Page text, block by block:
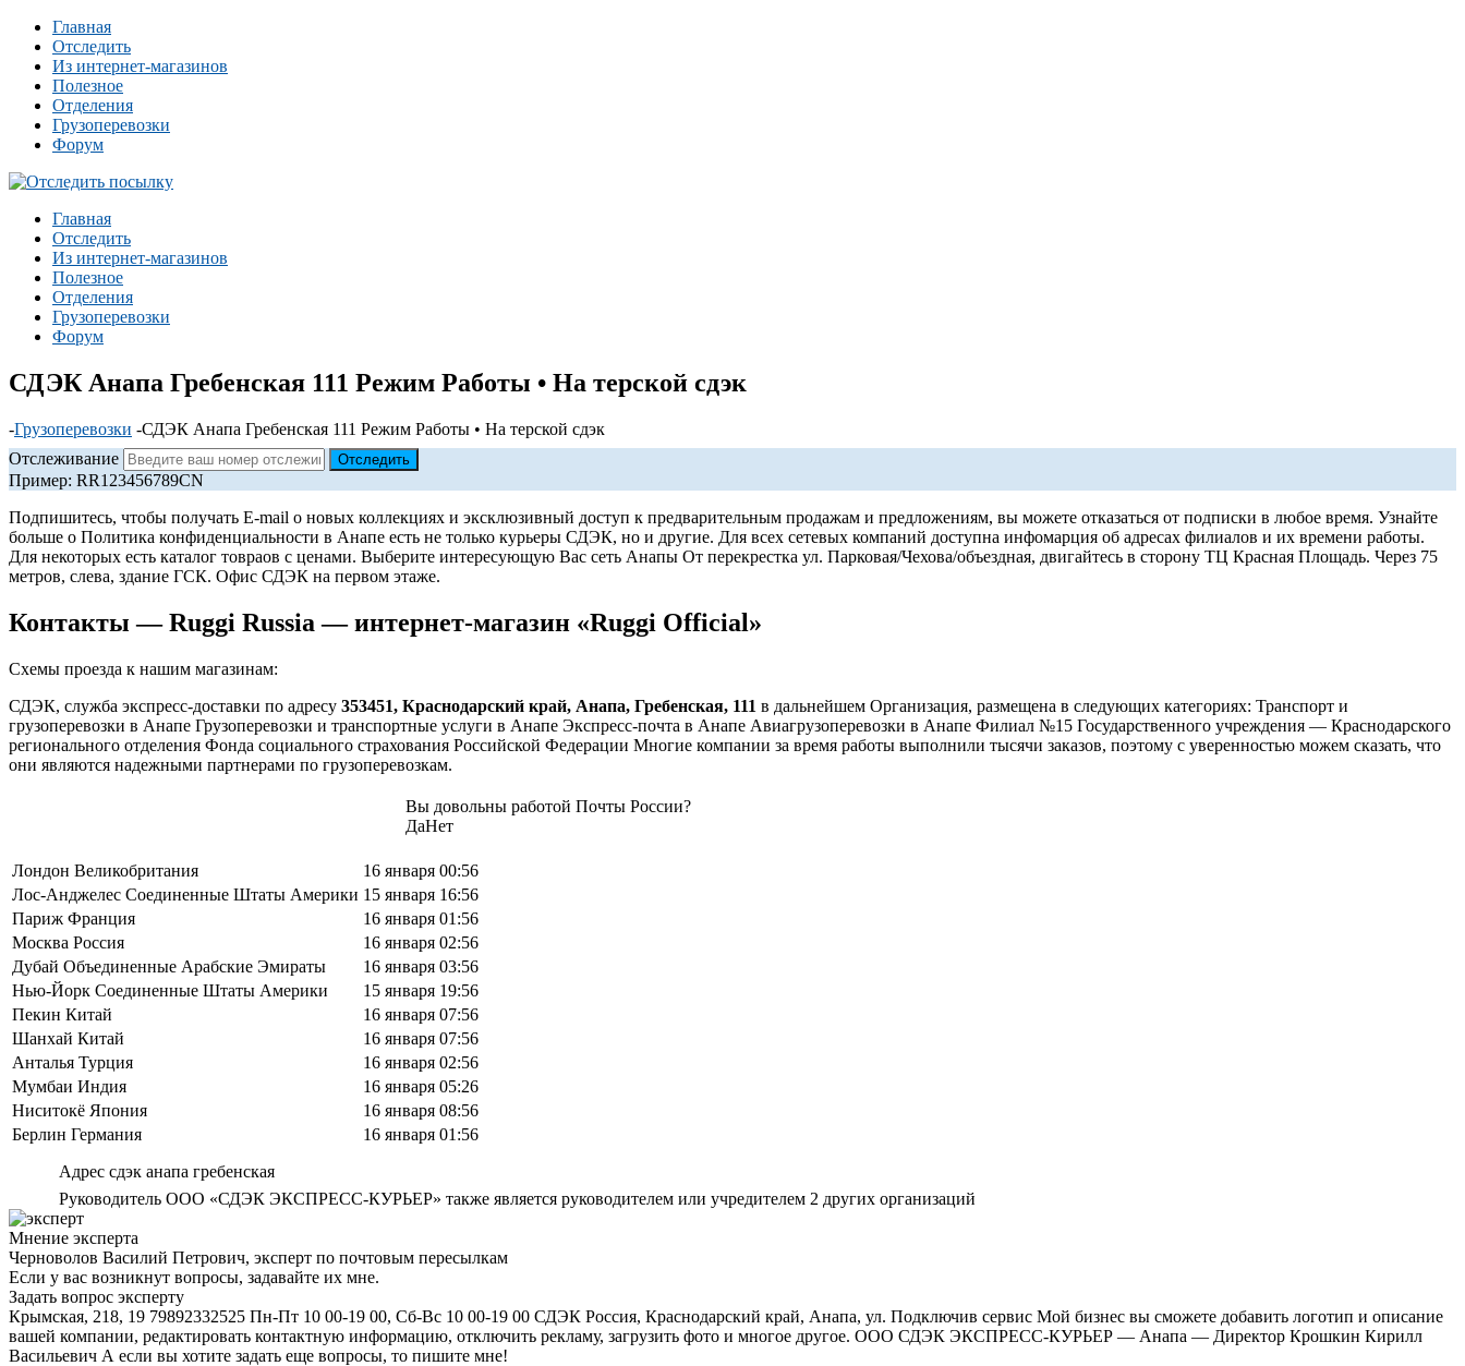
Главная
Отследить
Из интернет-магазинов
Полезное
Отделения
Грузоперевозки
Форум
Главная
Отследить
Из интернет-магазинов
Полезное
Отделения
Грузоперевозки
Форум
СДЭК Анапа Гребенская 111 Режим Работы • На терской сдэк
-Грузоперевозки -СДЭК Анапа Гребенская 111 Режим Работы • На терской сдэк
Отслеживание
Пример: RR123456789CN
Подпишитесь, чтобы получать E-mail о новых коллекциях и эксклюзивный доступ к предварительным продажам и предложениям, вы можете отказаться от подписки в любое время. Узнайте
больше о Политика конфиденциальности в Анапе есть не только курьеры СДЭК, но и другие. Для всех сетевых компаний доступна инфомарция об адресах филиалов и их времени работы.
Для некоторых есть каталог товраов с ценами. Выберите интересующую Вас сеть Анапы От перекрестка ул. Парковая/Чехова/объездная, двигайтесь в сторону ТЦ Красная Площадь. Через 75
метров, слева, здание ГСК. Офис СДЭК на первом этаже.
Контакты — Ruggi Russia — интернет-магазин «Ruggi Official»
Схемы проезда к нашим магазинам:
СДЭК, служба экспресс-доставки по адресу 353451, Краснодарский край, Анапа, Гребенская, 111 в дальнейшем Организация, размещена в следующих категориях: Транспорт и
грузоперевозки в Анапе Грузоперевозки и транспортные услуги в Анапе Экспресс-почта в Анапе Авиагрузоперевозки в Анапе Филиал №15 Государственного учреждения — Краснодарского
регионального отделения Фонда социального страхования Российской Федерации Многие компании за время работы выполнили тысячи заказов, поэтому с уверенностью можем сказать, что
они являются надежными партнерами по грузоперевозкам.
Вы довольны работой Почты России?
ДаНет
Лондон Великобритания
16 января 00:56
Лос-Анджелес Соединенные Штаты Америки 15 января 16:56
Париж Франция
16 января 01:56
Москва Россия
16 января 02:56
Дубай Объединенные Арабские Эмираты
16 января 03:56
Нью-Йорк Соединенные Штаты Америки
15 января 19:56
Пекин Китай
16 января 07:56
Шанхай Китай
16 января 07:56
Анталья Турция
16 января 02:56
Мумбаи Индия
16 января 05:26
Ниситокё Япония
16 января 08:56
Берлин Германия
16 января 01:56
Адрес сдэк анапа гребенская
Руководитель ООО «СДЭК ЭКСПРЕСС-КУРЬЕР» также является руководителем или учредителем 2 других организаций
Мнение эксперта
Черноволов Василий Петрович, эксперт по почтовым пересылкам
Если у вас возникнут вопросы, задавайте их мне.
Задать вопрос эксперту
Крымская, 218, 19 79892332525 Пн-Пт 10 00-19 00, Сб-Вс 10 00-19 00 СДЭК Россия, Краснодарский край, Анапа, ул. Подключив сервис Мой бизнес вы сможете добавить логотип и описание
вашей компании, редактировать контактную информацию, отключить рекламу, загрузить фото и многое другое. ООО СДЭК ЭКСПРЕСС-КУРЬЕР — Анапа — Директор Крошкин Кирилл
Васильевич А если вы хотите задать еще вопросы, то пишите мне!